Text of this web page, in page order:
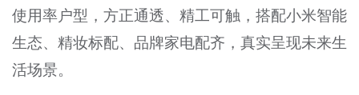
使用率户型，方正通透、精工可触，搭配小米智能
生态、精妆标配、品牌家电配齐，真实呈现未来生
活场景。